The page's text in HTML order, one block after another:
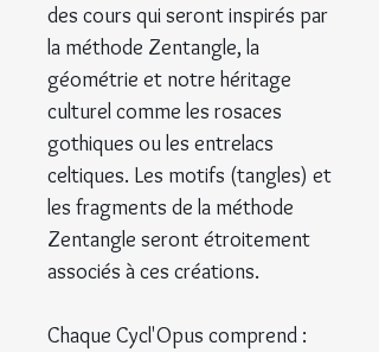
des cours qui seront inspirés par
la méthode Zentangle, la
géométrie et notre héritage
culturel comme les rosaces
gothiques ou les entrelacs
celtiques. Les motifs (tangles) et
les fragments de la méthode
Zentangle seront étroitement
associés à ces créations.
Chaque Cycl'Opus comprend :